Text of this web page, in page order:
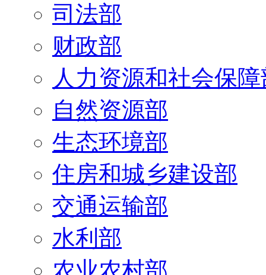
司法部
财政部
人力资源和社会保
自然资源部
生态环境部
住房和城乡建设部
交通运输部
水利部